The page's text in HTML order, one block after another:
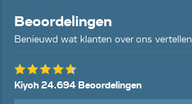
Beoordelingen
Benieuwd wat klanten over ons vertellen
Kiyoh 24.694 Beoordelingen